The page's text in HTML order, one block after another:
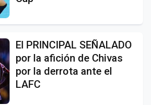
El PRINCIPAL SEÑALADO
por la afición de Chivas
por la derrota ante el
LAFC